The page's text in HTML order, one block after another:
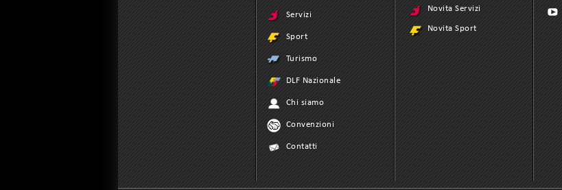
Servizi
Sport
Turismo
DLF Nazionale
Chi siamo
Convenzioni
Contatti
Novita Servizi
Novita Sport